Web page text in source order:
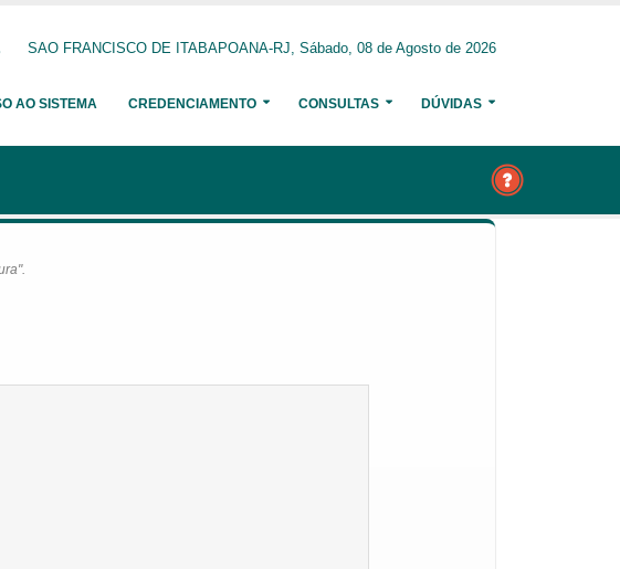
SAO FRANCISCO DE ITABAPOANA-RJ, Sábado, 08 de Agosto de 2026
AO SISTEMA CREDENCIAMENTO CONSULTAS DÚVIDAS